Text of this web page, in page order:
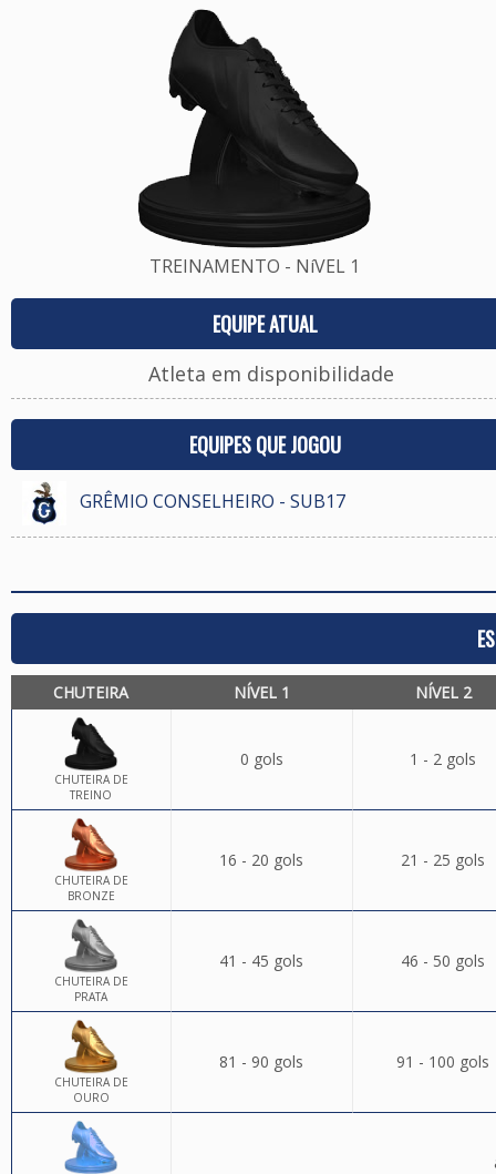
TREINAMENTO - NíVEL 1
EQUIPE ATUAL
Atleta em disponibilidade
EQUIPES QUE JOGOU
GRÊMIO CONSELHEIRO - SUB17
CHUTEIRA NÍVEL 1 NÍVEL 2
CHUTEIRA DE
TREINO
0 gols 1 - 2 gols
CHUTEIRA DE
BRONZE
16 - 20 gols 21 - 25 gols
CHUTEIRA DE
PRATA
41 - 45 gols 46 - 50 gols
CHUTEIRA DE
OURO
81 - 90 gols 91 - 100 gols